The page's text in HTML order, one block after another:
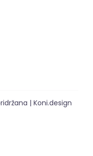
| Koni.design